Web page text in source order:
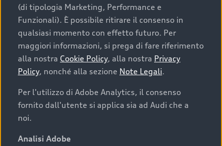
Cosa sapere prima di
acquistare la tua prossima
auto
I requisiti fondamentali da considerare prima di
acquistare un’auto usata, oltre al prezzo e all'aspetto,
(di tipologia Marketing, Performance e
Funzionali). È possibile ritirare il consenso in
qualsiasi momento con effetto futuro. Per
maggiori informazioni, si prega di fare riferimento
alla nostra Cookie Policy, alla nostra Privacy
Policy, nonché alla sezione Note Legali.
Per l'utilizzo di Adobe Analytics, il consenso
fornito dall'utente si applica sia ad Audi che a
noi.
Analisi Adobe